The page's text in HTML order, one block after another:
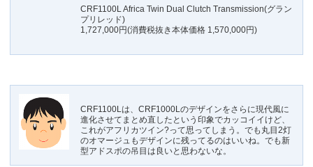
CRF1100L Africa Twin Dual Clutch Transmission(グラン
プリレッド)
1,727,000円(消費税抜き本体価格 1,570,000円)
CRF1100Lは、CRF1000Lのデザインをさらに現代風に
進化させてまとめ直したという印象でカッコイイけど、
これがアフリカツイン?って思ってしまう。でも丸目2灯
のオマージュもデザインに残ってるのはいいね。でも新
型アドスポの吊目は良いと思わないな。